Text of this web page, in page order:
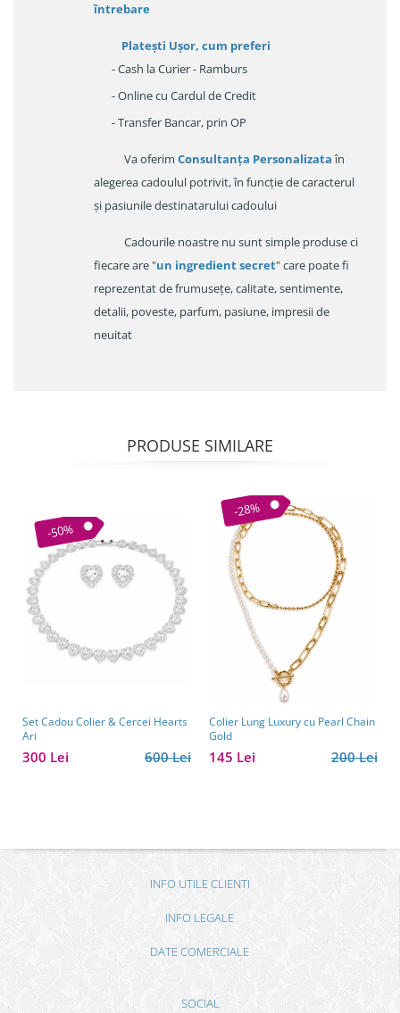
întrebare
Platești Ușor, cum preferi
- Cash la Curier - Ramburs
- Online cu Cardul de Credit
- Transfer Bancar, prin OP
Va oferim Consultanța Personalizataîn
alegerea cadoulul potrivit, în funcție de caracterul
și pasiunile destinatarului cadoului
Cadourile noastre nu sunt simple produse ci
fiecare are "un ingredient secret" care poate fi
reprezentat de frumusețe, calitate, sentimente,
detalii, poveste, parfum, pasiune, impresii de
neuitat
PRODUSE SIMILARE
-50%
Set Cadou Colier & Cercei Hearts
Ari
600 Lei
300 Lei
-28%
Colier Lung Luxury cu Pearl Chain
Gold
200 Lei
145 Lei
INFO UTILE CLIENTI
INFO LEGALE
DATE COMERCIALE
SOCIAL